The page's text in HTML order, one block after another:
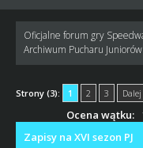
Oficjalne forum gry
Archiwum Pucharu Juniorów
Strony (3): 1 2 3 Dalej
Ocena wątku:
Zapisy na XVI sezon PJ